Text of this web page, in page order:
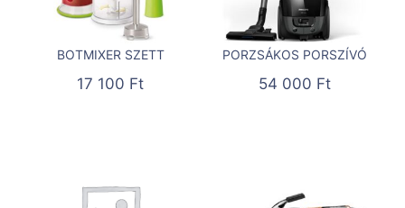
BOTMIXER SZETT
17 100 Ft
PORZSÁKOS PORSZÍVÓ
54 000 Ft